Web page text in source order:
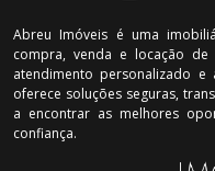
Abreu Imóveis é uma
compra, venda e locação de
atendimento personalizado
oferece soluções seguras,
a encontrar as melhores
confiança.